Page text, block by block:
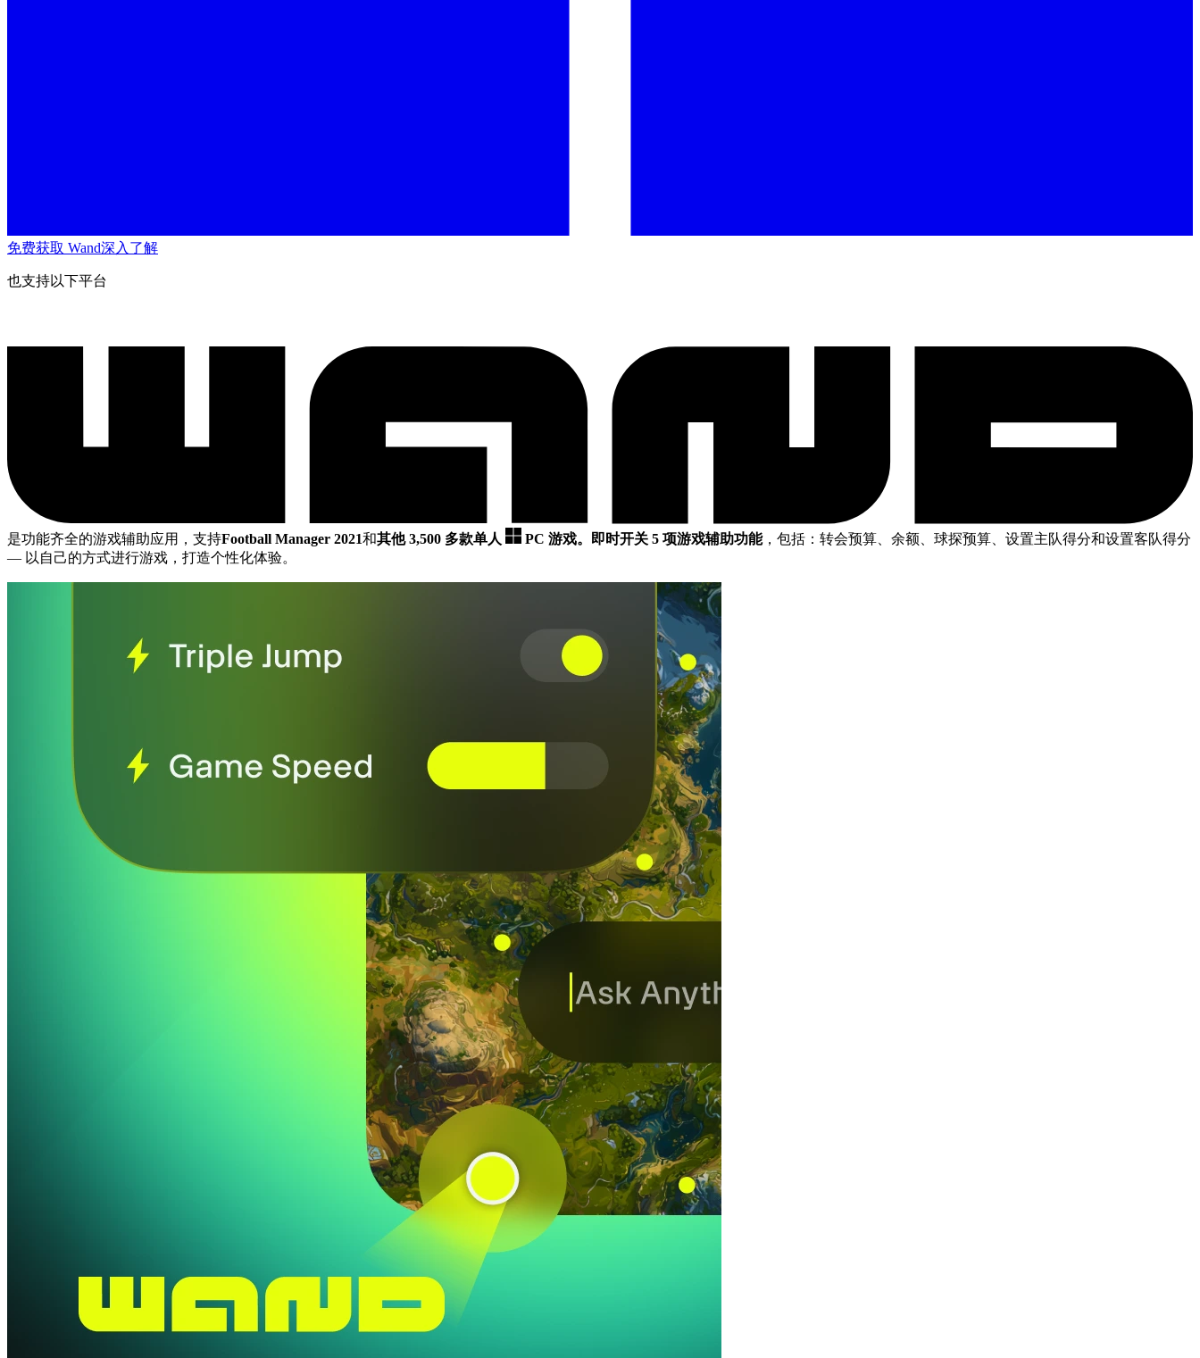
免费获取 Wand深入了解
也支持以下平台
是功能齐全的游戏辅助应用，支持Football Manager 2021和其他 3,500 多款单人 PC 游戏。 即时开关 5 项游戏辅助功能，包括：转会预算、余额、球探预算、设置主队得分和设置客队得分
— 以自己的方式进行游戏，打造个性化体验。